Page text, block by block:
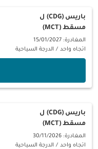
باريس (CDG)
ل
مسقط (MCT)
المغادرة: 15/01/2027
اتجاه واحد / الدرجة السياحية
باريس (CDG)
ل
مسقط (MCT)
المغادرة: 30/11/2026
اتجاه واحد / الدرجة السياحية